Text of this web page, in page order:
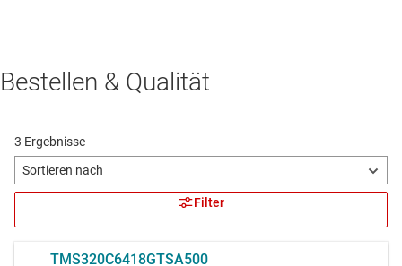
Bestellen & Qualität